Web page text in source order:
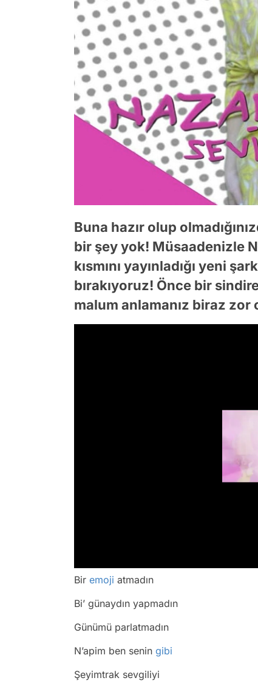
Buna hazır olup
bir şey yok! Müsaadenizle
kısmını yayınladığı yeni
bırakıyoruz! Önce bir
malum anlamanız biraz zor
Bir emoji atmadın
Bi’ günaydın yapmadın
Günümü parlatmadın
N’apim ben senin gibi
Şeyimtrak sevgiliyi